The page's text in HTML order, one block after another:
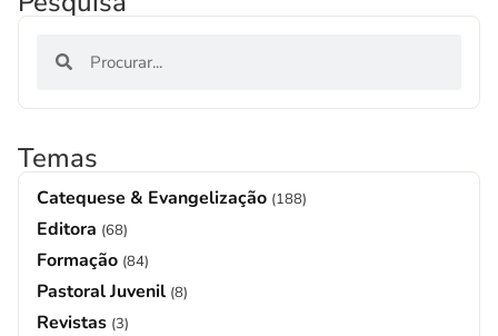
Temas
Catequese & Evangelização (188)
Editora (68)
Formação (84)
Pastoral Juvenil (8)
Revistas (3)